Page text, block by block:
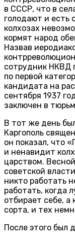
в СССР, что в
голодают и есть
колхозах
кормят народ
Назвав
сотрудник НКВД
по первой
кандидата на
сентября 1937
заключен в
В тот же день
Каргополь
он показал, что
и ненавидит
царством.
советской
никто работать
работать, когда
отбирает себе, а
сорта, и тех
После этого был